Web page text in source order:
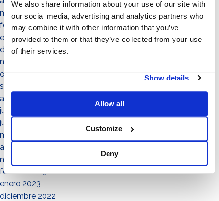
We also share information about your use of our site with
our social media, advertising and analytics partners who
may combine it with other information that you’ve
provided to them or that they’ve collected from your use
of their services.
Show details
Allow all
Customize
Deny
marzo 2024
febrero 2024
enero 2024
diciembre 2023
noviembre 2023
octubre 2023
septiembre 2023
agosto 2023
julio 2023
junio 2023
mayo 2023
abril 2023
marzo 2023
febrero 2023
enero 2023
diciembre 2022